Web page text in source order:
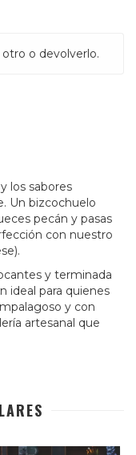
o devolverlo.
los sabores
Un bizcochuelo
pecán y pasas
con nuestro
y terminada
ideal para quienes
y con
artesanal que